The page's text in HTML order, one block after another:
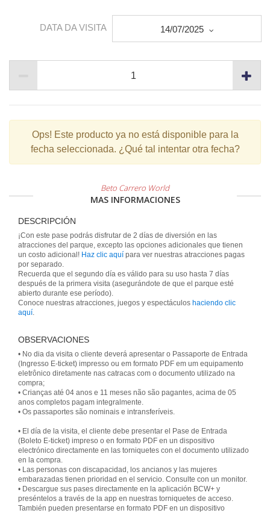
DATA DA VISITA 14/07/2025
Ops! Este producto ya no está disponible para la
fecha seleccionada. ¿Qué tal intentar otra fecha?
Beto Carrero World
MAS INFORMACIONES
DESCRIPCIÓN
¡Con este pase podrás disfrutar de 2 días de diversión en las
atracciones del parque, excepto las opciones adicionales que tienen
un costo adicional! Haz clic aquí para ver nuestras atracciones pagas
por separado.
Recuerda que el segundo día es válido para su uso hasta 7 días
después de la primera visita (asegurándote de que el parque esté
abierto durante ese período).
Conoce nuestras atracciones, juegos y espectáculos haciendo clic
aquí.
OBSERVACIONES
• No dia da visita o cliente deverá apresentar o Passaporte de Entrada
(Ingresso E-ticket) impresso ou em formato PDF em um equipamento
eletrônico diretamente nas catracas com o documento utilizado na
compra;
• Crianças até 04 anos e 11 meses não são pagantes, acima de 05
anos completos pagam integralmente.
• El día de la visita, el cliente debe presentar el Pase de Entrada
(Boleto E-ticket) impreso o en formato PDF en un dispositivo
electrónico directamente en las torniquetes con el documento utilizado
en la compra.
• Las personas con discapacidad, los ancianos y las mujeres
embarazadas tienen prioridad en el servicio. Consulte con un monitor.
• Descargue sus pases directamente en la aplicación BCW+ y
preséntelos a través de la app en nuestras torniquetes de acceso.
También pueden presentarse en formato PDF en un dispositivo